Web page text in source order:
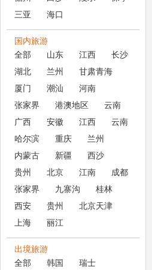
三亚
海口
国内旅游
全部
山东 江西
长沙
湖北
兰州
甘肃青海
厦门
潮汕
河南
张家界
港澳地区
云南
广西
安徽 江西
云南
哈尔滨
重庆
兰州
内蒙古
新疆
西沙
贵州
北京 江南
成都
张家界
九寨沟
桂林
西安
贵州
北京天津
上海
丽江
出境旅游
全部
韩国
瑞士